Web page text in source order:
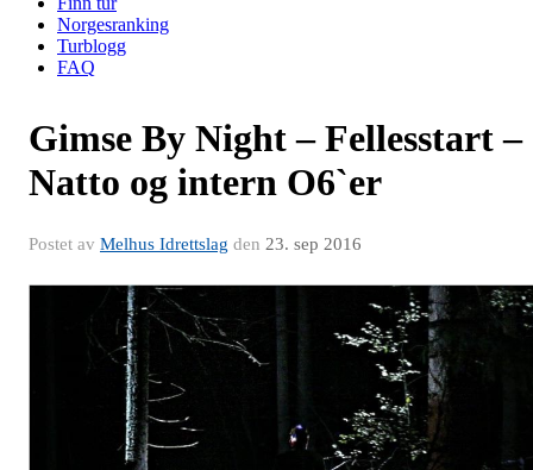
Norgesranking
Turblogg
FAQ
Gimse By Night – Fellesstart –
Natto og intern O6`er
Postet av Melhus Idrettslag den 23. sep 2016